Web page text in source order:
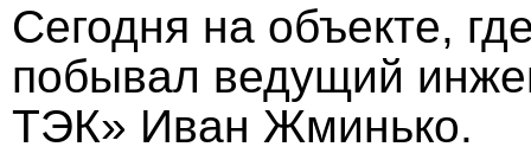
Сегодня на объекте,
побывал ведущий
ТЭК» Иван Жминько.